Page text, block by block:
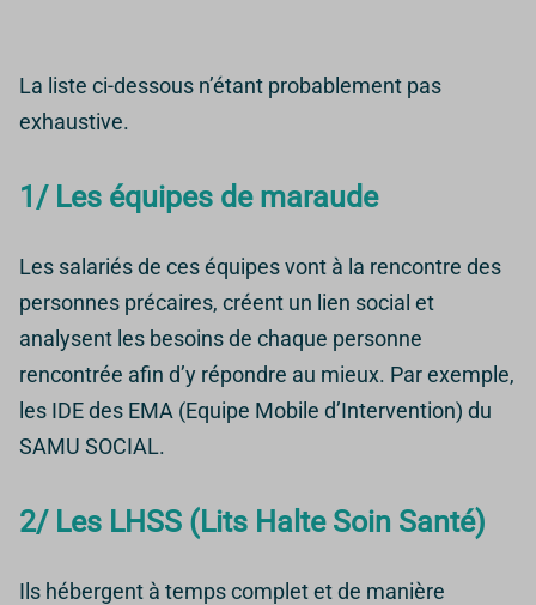
La liste ci-dessous n’étant probablement pas
exhaustive.
1/ Les équipes de maraude
Les salariés de ces équipes vont à la rencontre des
personnes précaires, créent un lien social et
analysent les besoins de chaque personne
rencontrée afin d’y répondre au mieux. Par exemple,
les IDE des EMA (Equipe Mobile d’Intervention) du
SAMU SOCIAL.
2/ Les LHSS (Lits Halte Soin Santé)
Ils hébergent à temps complet et de manière